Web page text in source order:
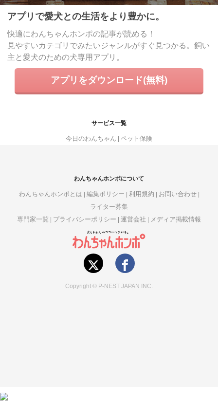
アプリで愛犬との生活をより豊かに。
快適にわんちゃんホンポの記事が読める！
見やすいカテゴリでみたいジャンルがすぐ見つかる。飼い
主と愛犬のための犬専用アプリ。
アプリをダウンロード(無料)
サービス一覧
今日のわんちゃん ペット保険
わんちゃんホンポについて
わんちゃんホンポとは 編集ポリシー 利用規約
お問い合わせ
ライター募集
専門家一覧
プライバシーポリシー 運営会社 メディア掲載情報
Copyright © P-NEST JAPAN INC.